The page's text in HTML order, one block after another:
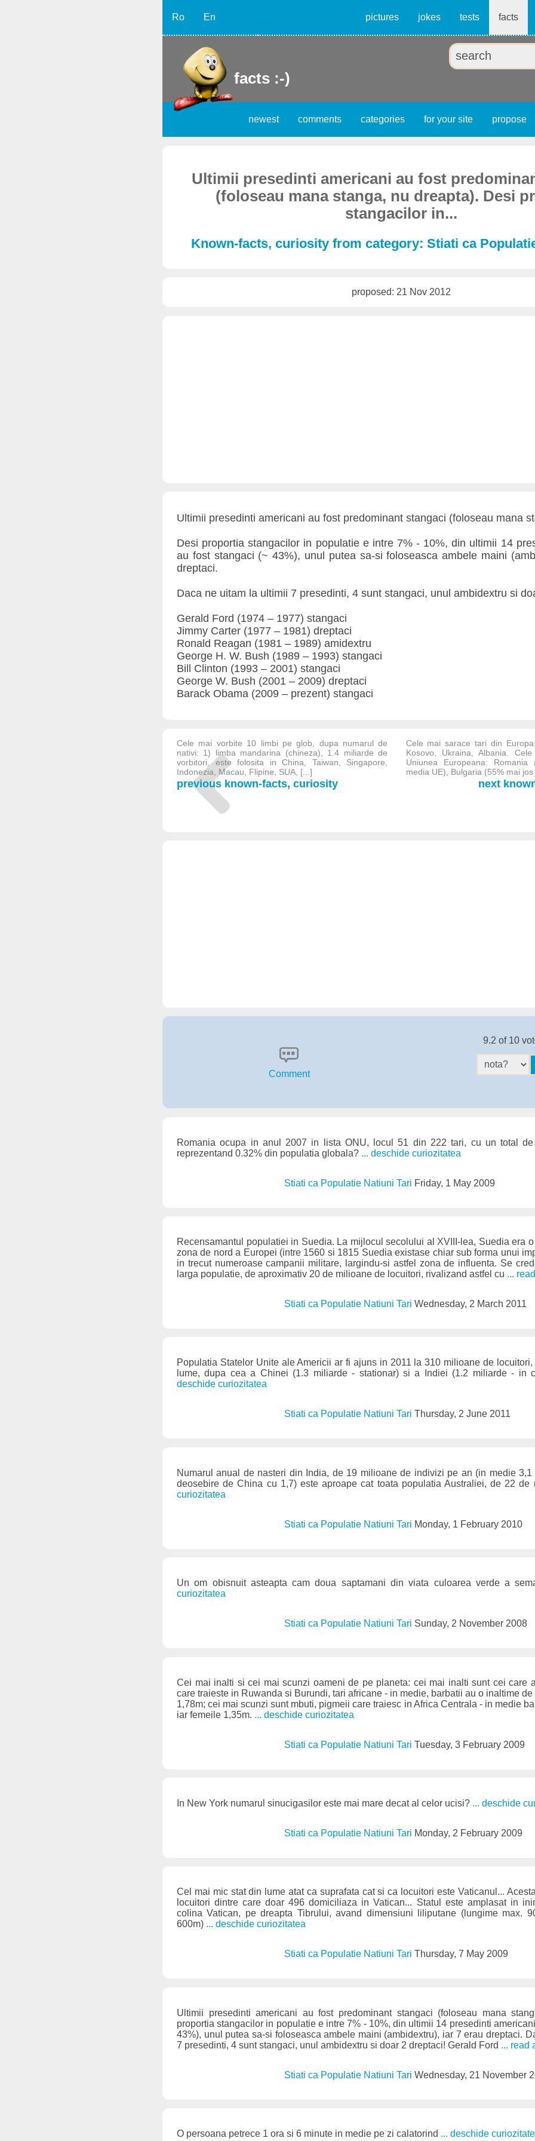
Ro En pictures jokes tests facts
facts :-)
newest comments categories for your site propose
Ultimii presedinti americani au fost
(foloseau mana stanga, nu dreapta). Desi
stangacilor in...
Known-facts, curiosity from category: Stiati ca
proposed: 21 Nov 2012
Ultimii presedinti americani au fost predominant stangaci (foloseau mana
Desi proportia stangacilor in populatie e intre 7% - 10%, din ultimii 14
au fost stangaci (~ 43%), unul putea sa-si foloseasca ambele maini
dreptaci.
Daca ne uitam la ultimii 7 presedinti, 4 sunt stangaci, unul ambidextru si
Gerald Ford (1974 – 1977) stangaci
Jimmy Carter (1977 – 1981) dreptaci
Ronald Reagan (1981 – 1989) amidextru
George H. W. Bush (1989 – 1993) stangaci
Bill Clinton (1993 – 2001) stangaci
George W. Bush (2001 – 2009) dreptaci
Barack Obama (2009 – prezent) stangaci
Cele mai vorbite 10 limbi pe glob, dupa numarul de
nativi: 1) limba mandarina (chineza), 1.4 miliarde de
vorbitori, este folosita in China, Taiwan, Singapore,
Indonezia, Macau, Flipine, SUA, [...]
previous known-facts, curiosity
Cele mai sarace tari din
Kosovo, Ukraina, Albania.
Uniunea Europeana:
media UE), Bulgaria (55% mai
next
Comment
9.2 of 10
Romania ocupa in anul 2007 in lista ONU, locul 51 din 222 tari, cu un total de
reprezentand 0.32% din populatia globala? ... deschide curiozitatea
Stiati ca Populatie Natiuni Tari Friday, 1 May 2009
Recensamantul populatiei in Suedia. La mijlocul secolului al XVIII-lea, Suedia era
zona de nord a Europei (intre 1560 si 1815 Suedia existase chiar sub forma unui
in trecut numeroase campanii militare, largindu-si astfel zona de influenta. Se
larga populatie, de aproximativ 20 de milioane de locuitori, rivalizand astfel cu ...
Stiati ca Populatie Natiuni TariWednesday, 2 March 2011
Populatia Statelor Unite ale Americii ar fi ajuns in 2011 la 310 milioane de
lume, dupa cea a Chinei (1.3 miliarde - stationar) si a Indiei (1.2 miliarde - in
deschide curiozitatea
Stiati ca Populatie Natiuni TariThursday, 2 June 2011
Numarul anual de nasteri din India, de 19 milioane de indivizi pe an (in medie
deosebire de China cu 1,7) este aproape cat toata populatia Australiei, de 22
curiozitatea
Stiati ca Populatie Natiuni Tari Monday, 1 February 2010
Un om obisnuit asteapta cam doua saptamani din viata culoarea verde a
curiozitatea
Stiati ca Populatie Natiuni Tari Sunday, 2 November 2008
Cei mai inalti si cei mai scunzi oameni de pe planeta: cei mai inalti sunt cei care
care traieste in Ruwanda si Burundi, tari africane - in medie, barbatii au o inaltime
1,78m; cei mai scunzi sunt mbuti, pigmeii care traiesc in Africa Centrala - in medie
iar femeile 1,35m. ... deschide curiozitatea
Stiati ca Populatie Natiuni TariTuesday, 3 February 2009
In New York numarul sinucigasilor este mai mare decat al celor ucisi? ... deschide
Stiati ca Populatie Natiuni Tari Monday, 2 February 2009
Cel mai mic stat din lume atat ca suprafata cat si ca locuitori este Vaticanul...
locuitori dintre care doar 496 domiciliaza in Vatican... Statul este amplasat in
colina Vatican, pe dreapta Tibrului, avand dimensiuni liliputane (lungime max.
600m) ... deschide curiozitatea
Stiati ca Populatie Natiuni TariThursday, 7 May 2009
Ultimii presedinti americani au fost predominant stangaci (foloseau mana
proportia stangacilor in populatie e intre 7% - 10%, din ultimii 14 presedinti
43%), unul putea sa-si foloseasca ambele maini (ambidextru), iar 7 erau dreptaci.
7 presedinti, 4 sunt stangaci, unul ambidextru si doar 2 dreptaci! Gerald Ford ... read
Stiati ca Populatie Natiuni TariWednesday, 21 November
O persoana petrece 1 ora si 6 minute in medie pe zi calatorind ... deschide